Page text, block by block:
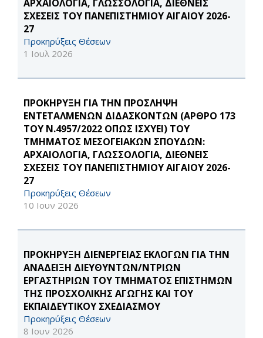
ΑΡΧΑΙΟΛΟΓΙΑ, ΓΛΩΣΣΟΛΟΓΙΑ, ΔΙΕΘΝΕΙΣ
ΣΧΕΣΕΙΣ ΤΟΥ ΠΑΝΕΠΙΣΤΗΜΙΟΥ ΑΙΓΑΙΟΥ 2026-
27
Προκηρύξεις Θέσεων
1 Ιουλ 2026
ΠΡΟΚΗΡΥΞΗ ΓΙΑ ΤΗΝ ΠΡΟΣΛΗΨΗ
ΕΝΤΕΤΑΛΜΕΝΩΝ ΔΙΔΑΣΚΟΝΤΩΝ (ΑΡΘΡΟ 173
ΤΟΥ Ν.4957/2022 ΟΠΩΣ ΙΣΧΥΕΙ) ΤΟΥ
ΤΜΗΜΑΤΟΣ ΜΕΣΟΓΕΙΑΚΩΝ ΣΠΟΥΔΩΝ:
ΑΡΧΑΙΟΛΟΓΙΑ, ΓΛΩΣΣΟΛΟΓΙΑ, ΔΙΕΘΝΕΙΣ
ΣΧΕΣΕΙΣ ΤΟΥ ΠΑΝΕΠΙΣΤΗΜΙΟΥ ΑΙΓΑΙΟΥ 2026-
27
Προκηρύξεις Θέσεων
10 Ιουν 2026
ΠΡΟΚΗΡΥΞΗ ΔΙΕΝΕΡΓΕΙΑΣ ΕΚΛΟΓΩΝ ΓΙΑ ΤΗΝ
ΑΝΑΔΕΙΞΗ ΔΙΕΥΘΥΝΤΩΝ/ΝΤΡΙΩΝ
ΕΡΓΑΣΤΗΡΙΩΝ ΤΟΥ ΤΜΗΜΑΤΟΣ ΕΠΙΣΤΗΜΩΝ
ΤΗΣ ΠΡΟΣΧΟΛΙΚΗΣ ΑΓΩΓΗΣ ΚΑΙ ΤΟΥ
ΕΚΠΑΙΔΕΥΤΙΚΟΥ ΣΧΕΔΙΑΣΜΟΥ
Προκηρύξεις Θέσεων
8 Ιουν 2026